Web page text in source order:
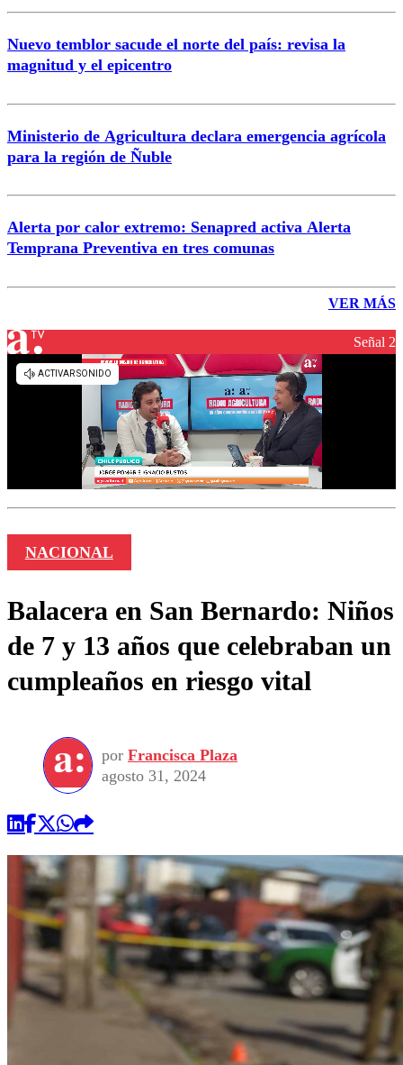
Nuevo temblor sacude el norte del país: revisa la
magnitud y el epicentro
Ministerio de Agricultura declara emergencia agrícola
para la región de Ñuble
Alerta por calor extremo: Senapred activa Alerta
Temprana Preventiva en tres comunas
VER MÁS
Señal 2
NACIONAL
Balacera en San Bernardo: Niños
de 7 y 13 años que celebraban un
cumpleaños en riesgo vital
por Francisca Plaza
agosto 31, 2024